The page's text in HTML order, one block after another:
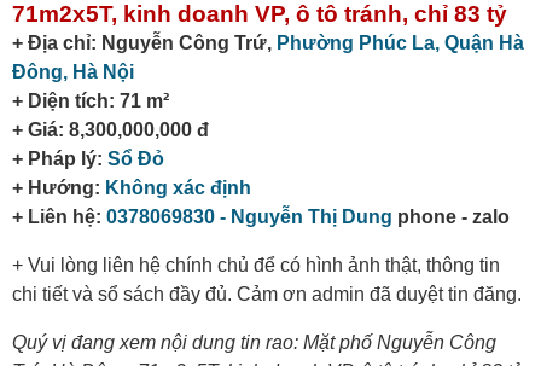
71m2x5T, kinh doanh VP, ô tô tránh, chỉ 83 tỷ
+ Địa chỉ: Nguyễn Công Trứ, Phường Phúc La, Quận Hà
Đông, Hà Nội
+ Diện tích: 71 m²
+ Giá: 8,300,000,000 đ
+ Pháp lý: Sổ Đỏ
+ Hướng: Không xác định
+ Liên hệ: 0378069830 - Nguyễn Thị Dung phone - zalo
+ Vui lòng liên hệ chính chủ để có hình ảnh thật, thông tin
chi tiết và sổ sách đầy đủ. Cảm ơn admin đã duyệt tin đăng.
Quý vị đang xem nội dung tin rao: Mặt phố Nguyễn Công